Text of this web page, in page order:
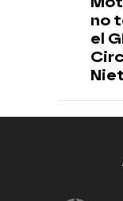
no
el